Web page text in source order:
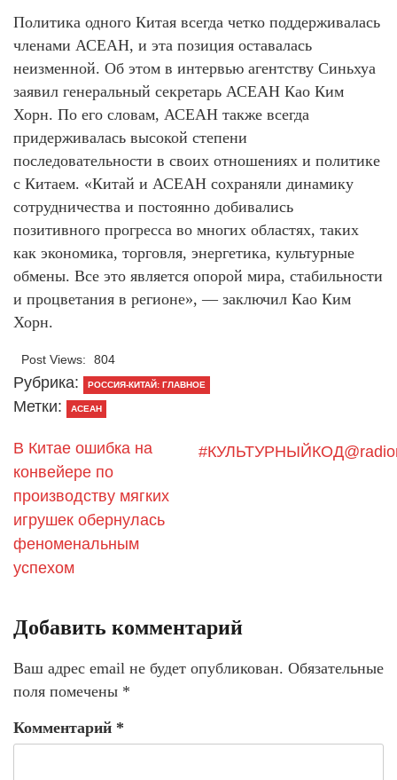
Политика одного Китая всегда четко поддерживалась
членами АСЕАН, и эта позиция оставалась
неизменной. Об этом в интервью агентству Синьхуа
заявил генеральный секретарь АСЕАН Као Ким
Хорн. По его словам, АСЕАН также всегда
придерживалась высокой степени
последовательности в своих отношениях и политике
с Китаем. «Китай и АСЕАН сохраняли динамику
сотрудничества и постоянно добивались
позитивного прогресса во многих областях, таких
как экономика, торговля, энергетика, культурные
обмены. Все это является опорой мира, стабильности
и процветания в регионе», — заключил Као Ким
Хорн.
Post Views: 804
Рубрика: РОССИЯ-КИТАЙ: ГЛАВНОЕ
Метки: АСЕАН
В Китае ошибка на
конвейере по
производству мягких
игрушек обернулась
феноменальным
успехом
Добавить комментарий
Ваш адрес email не будет опубликован. Обязательные
поля помечены *
Комментарий *